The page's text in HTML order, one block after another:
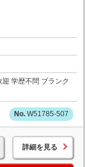
学歴不問 ブランク
W51785-507
詳細を見る